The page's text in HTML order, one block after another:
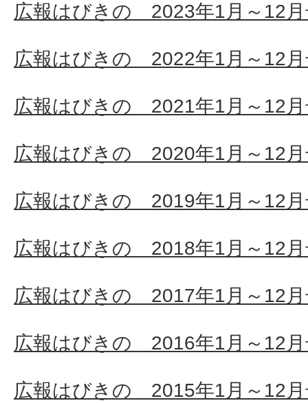
広報はびきの 2023年1月～12
広報はびきの 2022年1月～12
広報はびきの 2021年1月～12
広報はびきの 2020年1月～12
広報はびきの 2019年1月～12
広報はびきの 2018年1月～12
広報はびきの 2017年1月～12
広報はびきの 2016年1月～12
広報はびきの 2015年1月～12